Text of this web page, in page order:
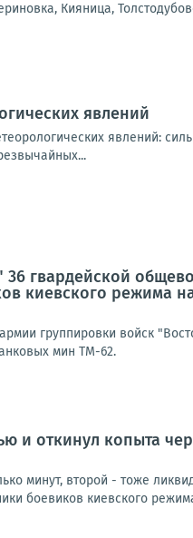
Кияница,
явлений
явлений:
гвардейской
киевского режима
группировки войск
мин ТМ-62.
и откинул копыта
минут, второй - тоже
боевиков киевского